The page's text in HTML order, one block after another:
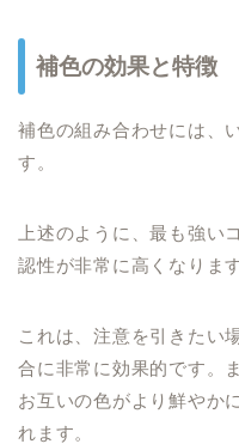
補色の効果と特徴
補色の組み合わせには、
す。
上述のように、最も強い
認性が非常に高くなります
これは、注意を引きたい
合に非常に効果的です。
お互いの色がより鮮やか
れます。